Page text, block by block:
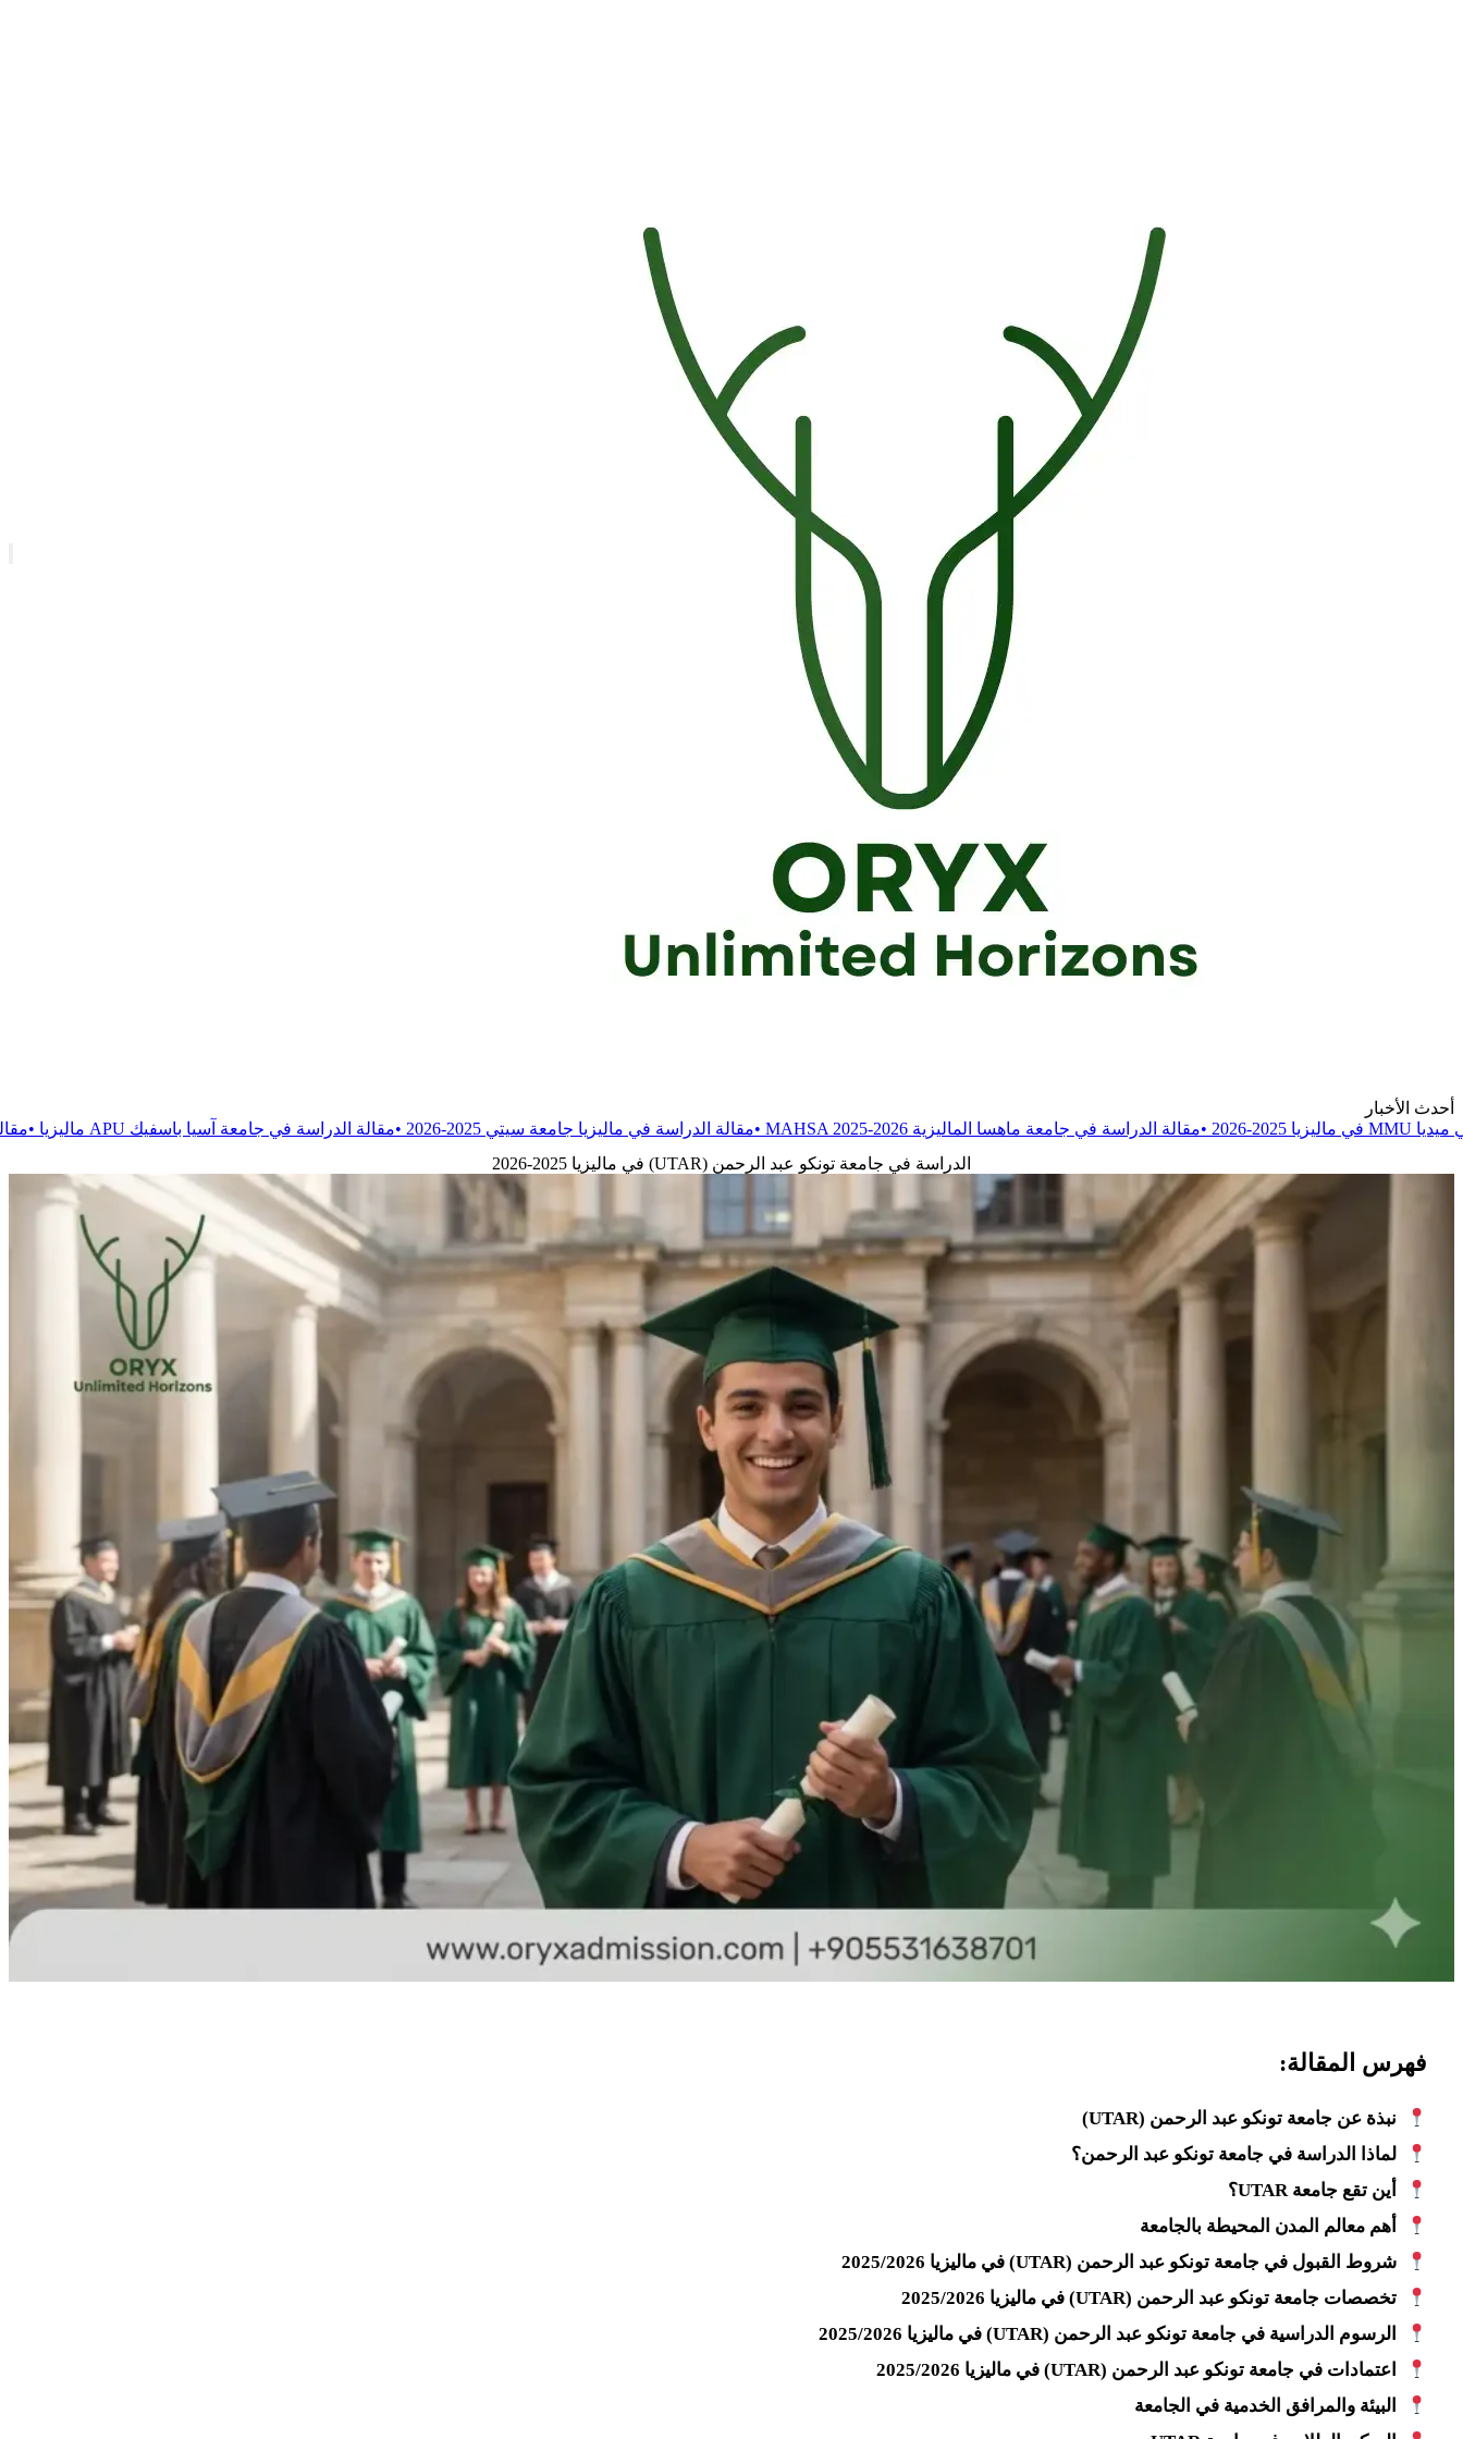
أحدث الأخبار
•مقالة الدراسة في جامعة ماهسا الماليزية MAHSA 2025-2026 •مقالة الدراسة في ماليزيا جامعة سيتي 2025-2026 •مقالة الدراسة في جامعة آسيا باسفيك APU ماليزيا •مقالة دراسة العلاج
الدراسة في جامعة تونكو عبد الرحمن (UTAR) في ماليزيا 2025-2026
فهرس المقالة:
نبذة عن جامعة تونكو عبد الرحمن (UTAR)
لماذا الدراسة في جامعة تونكو عبد الرحمن؟
أين تقع جامعة UTAR؟
أهم معالم المدن المحيطة بالجامعة
شروط القبول في جامعة تونكو عبد الرحمن (UTAR) في ماليزيا 2025/2026
تخصصات جامعة تونكو عبد الرحمن (UTAR) في ماليزيا 2025/2026
الرسوم الدراسية في جامعة تونكو عبد الرحمن (UTAR) في ماليزيا 2025/2026
اعتمادات في جامعة تونكو عبد الرحمن (UTAR) في ماليزيا 2025/2026
البيئة والمرافق الخدمية في الجامعة